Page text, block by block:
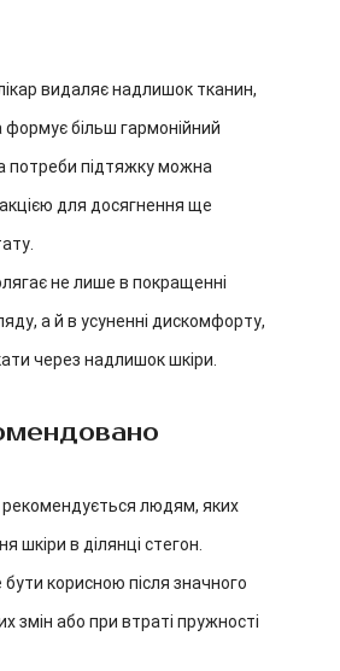
видаляє надлишок тканин,
формує більш гармонійний
потреби підтяжку можна
для досягнення ще
не лише в покращенні
а й в усуненні дискомфорту,
через надлишок шкіри.
рекомендується людям, яких
шкіри в ділянці стегон.
корисною після значного
змін або при втраті пружності